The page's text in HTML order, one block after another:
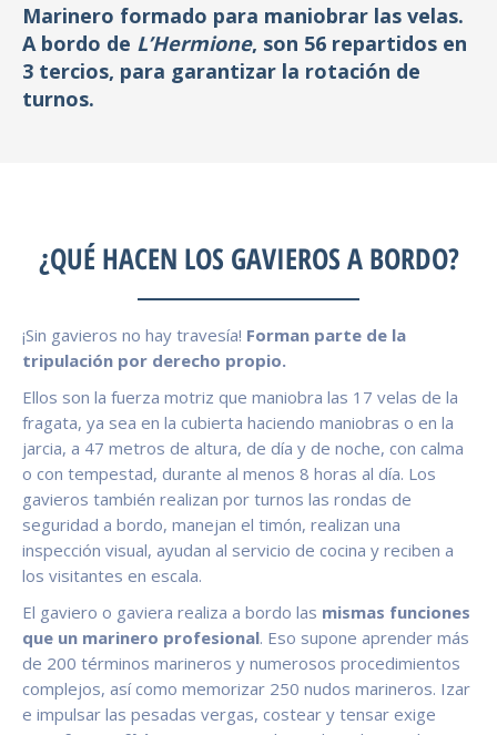
Marinero formado para maniobrar las velas.
A bordo de L’Hermione, son 56 repartidos en
3 tercios, para garantizar la rotación de
turnos.
¿QUÉ HACEN LOS GAVIEROS A BORDO?
¡Sin gavieros no hay travesía! Forman parte de la
tripulación por derecho propio.
Ellos son la fuerza motriz que maniobra las 17 velas de la
fragata, ya sea en la cubierta haciendo maniobras o en la
jarcia, a 47 metros de altura, de día y de noche, con calma
o con tempestad, durante al menos 8 horas al día. Los
gavieros también realizan por turnos las rondas de
seguridad a bordo, manejan el timón, realizan una
inspección visual, ayudan al servicio de cocina y reciben a
los visitantes en escala.
El gaviero o gaviera realiza a bordo las mismas funciones
que un marinero profesional. Eso supone aprender más
de 200 términos marineros y numerosos procedimientos
complejos, así como memorizar 250 nudos marineros. Izar
e impulsar las pesadas vergas, costear y tensar exige